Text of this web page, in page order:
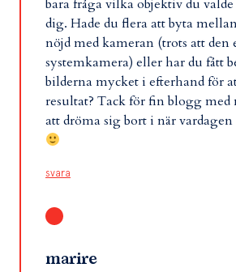
bara fråga vilka objektiv du
dig. Hade du flera att byta
nöjd med kameran (trots att den
systemkamera) eller har du fått
bilderna mycket i efterhand för
resultat? Tack för fin blogg med
att dröma sig bort i när vardagen
svara
marire